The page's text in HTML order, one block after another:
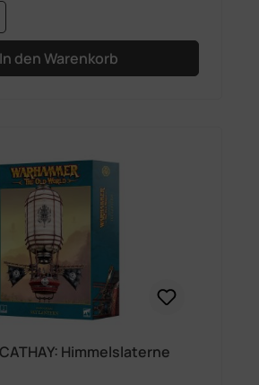
Gib den
In den Warenkorb
Himmelslaterne